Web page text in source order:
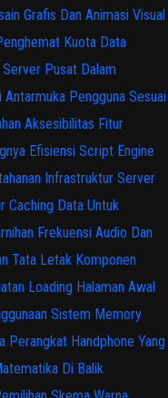
Grafis Dan Animasi Visual
Kuota Data
Server Pusat Dalam
Antarmuka Pengguna Sesuai
Aksesibilitas Fitur
Efisiensi Script Engine
Infrastruktur Server
Caching Data Untuk
Frekuensi Audio Dan
Tata Letak Komponen
Loading Halaman Awal
Sistem Memory
Perangkat Handphone Yang
Di Balik